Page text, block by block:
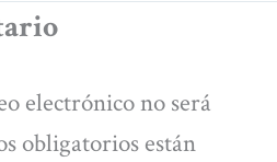
electrónico no será
obligatorios están